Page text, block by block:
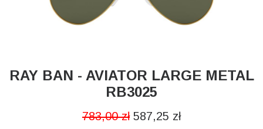
DODAJ DO KOSZYKA
RAY BAN - AVIATOR LARGE METAL
RB3025
783,00zł 587,25 zł